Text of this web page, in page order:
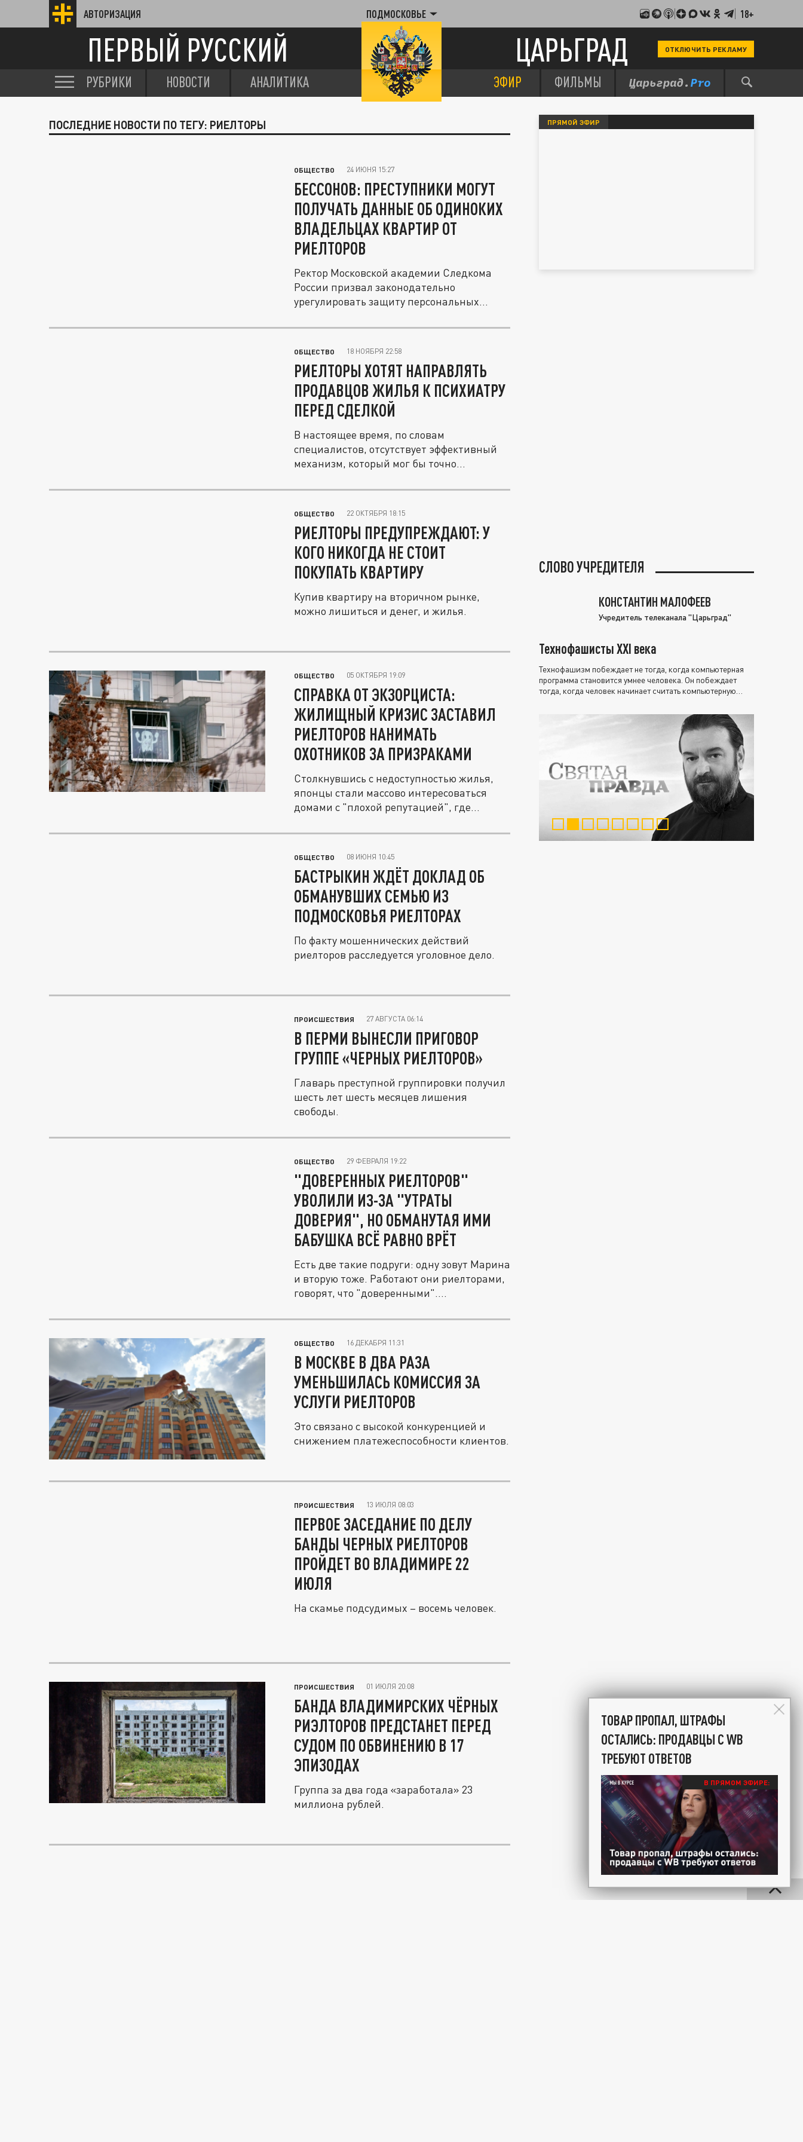
АВТОРИЗАЦИЯ ПОДМОСКОВЬЕ 18+
ПЕРВЫЙ РУССКИЙ ЦАРЬГРАД ОТКЛЮЧИТЬ РЕКЛАМУ
РУБРИКИ НОВОСТИ АНАЛИТИКА ЭФИР ФИЛЬМЫ
ПОСЛЕДНИЕ НОВОСТИ ПО ТЕГУ: РИЕЛТОРЫ
ОБЩЕСТВО 24 ИЮНЯ 15:27
БЕССОНОВ: ПРЕСТУПНИКИ МОГУТ
ПОЛУЧАТЬ ДАННЫЕ ОБ ОДИНОКИХ
ВЛАДЕЛЬЦАХ КВАРТИР ОТ
РИЕЛТОРОВ
Ректор Московской академии Следкома
России призвал законодательно
урегулировать защиту персональных
ОБЩЕСТВО 18 НОЯБРЯ 22:58
РИЕЛТОРЫ ХОТЯТ НАПРАВЛЯТЬ
ПРОДАВЦОВ ЖИЛЬЯ К ПСИХИАТРУ
ПЕРЕД СДЕЛКОЙ
В настоящее время, по словам
специалистов, отсутствует эффективный
механизм, который мог бы точно
ОБЩЕСТВО 22 ОКТЯБРЯ 18:15
РИЕЛТОРЫ ПРЕДУПРЕЖДАЮТ: У
КОГО НИКОГДА НЕ СТОИТ
ПОКУПАТЬ КВАРТИРУ
Купив квартиру на вторичном рынке,
можно лишиться и денег, и жилья.
ОБЩЕСТВО 05 ОКТЯБРЯ 19:09
СПРАВКА ОТ ЭКЗОРЦИСТА:
ЖИЛИЩНЫЙ КРИЗИС ЗАСТАВИЛ
РИЕЛТОРОВ НАНИМАТЬ
ОХОТНИКОВ ЗА ПРИЗРАКАМИ
Столкнувшись с недоступностью жилья,
японцы стали массово интересоваться
домами с "плохой репутацией", где...
ОБЩЕСТВО 08 ИЮНЯ 10:45
БАСТРЫКИН ЖДЁТ ДОКЛАД ОБ
ОБМАНУВШИХ СЕМЬЮ ИЗ
ПОДМОСКОВЬЯ РИЕЛТОРАХ
По факту мошеннических действий
риелторов расследуется уголовное дело.
ПРОИСШЕСТВИЯ 27 АВГУСТА 06:14
В ПЕРМИ ВЫНЕСЛИ ПРИГОВОР
ГРУППЕ «ЧЕРНЫХ РИЕЛТОРОВ»
Главарь преступной группировки получил
шесть лет шесть месяцев лишения
свободы.
ОБЩЕСТВО 29 ФЕВРАЛЯ 19:22
"ДОВЕРЕННЫХ РИЕЛТОРОВ"
УВОЛИЛИ ИЗ-ЗА "УТРАТЫ
ДОВЕРИЯ", НО ОБМАНУТАЯ ИМИ
БАБУШКА ВСЁ РАВНО ВРЁТ
Есть две такие подруги: одну зовут Марина
и вторую тоже. Работают они риелторами,
говорят, что "доверенными"....
ОБЩЕСТВО 16 ДЕКАБРЯ 11:31
В МОСКВЕ В ДВА РАЗА
УМЕНЬШИЛАСЬ КОМИССИЯ ЗА
УСЛУГИ РИЕЛТОРОВ
Это связано с высокой конкуренцией и
снижением платежеспособности клиентов.
ПРОИСШЕСТВИЯ 13 ИЮЛЯ 08:03
ПЕРВОЕ ЗАСЕДАНИЕ ПО ДЕЛУ
БАНДЫ ЧЕРНЫХ РИЕЛТОРОВ
ПРОЙДЕТ ВО ВЛАДИМИРЕ 22
ИЮЛЯ
На скамье подсудимых – восемь человек.
ПРОИСШЕСТВИЯ 01 ИЮЛЯ 20:08
БАНДА ВЛАДИМИРСКИХ ЧЁРНЫХ
РИЭЛТОРОВ ПРЕДСТАНЕТ ПЕРЕД
СУДОМ ПО ОБВИНЕНИЮ В 17
ЭПИЗОДАХ
Группа за два года «заработала» 23
миллиона рублей.
ПРЯМОЙ ЭФИР
СЛОВО УЧРЕДИТЕЛЯ
КОНСТАНТИН МАЛОФЕЕВ
Учредитель телеканала "Царьград"
Технофашисты XXI века
Технофашизм побеждает не тогда, когда компьютерная
программа становится умнее человека. Он побеждает
тогда, когда человек начинает считать компьютерную
ТОВАР ПРОПАЛ, ШТРАФЫ
ОСТАЛИСЬ: ПРОДАВЦЫ С WB
ТРЕБУЮТ ОТВЕТОВ
В ПРЯМОМ ЭФИРЕ: